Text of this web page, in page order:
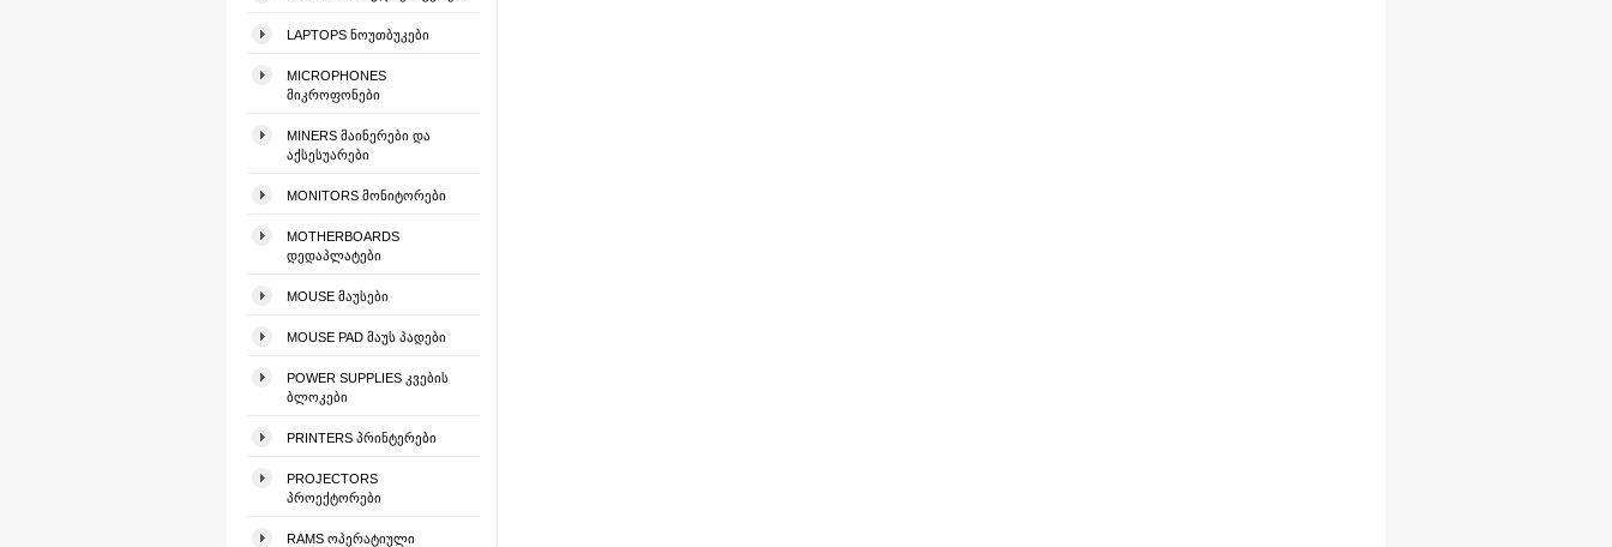
LAPTOPS ᲜᲝᲣᲗᲑᲣᲙᲔᲑᲘ
MICROPHONES
ᲛᲘᲙᲠᲝᲤᲝᲜᲔᲑᲘ
MINERS ᲛᲐᲘᲜᲔᲠᲔᲑᲘ ᲓᲐ
ᲐᲥᲡᲔᲡᲣᲐᲠᲔᲑᲘ
MONITORS ᲛᲝᲜᲘᲢᲝᲠᲔᲑᲘ
MOTHERBOARDS
ᲓᲔᲓᲐᲞᲚᲐᲢᲔᲑᲘ
MOUSE ᲛᲐᲣᲡᲔᲑᲘ
MOUSE PAD ᲛᲐᲣᲡ ᲞᲐᲓᲔᲑᲘ
POWER SUPPLIES ᲙᲕᲔᲑᲘᲡ
ᲑᲚᲝᲙᲔᲑᲘ
PRINTERS ᲞᲠᲘᲜᲢᲔᲠᲔᲑᲘ
PROJECTORS
ᲞᲠᲝᲔᲥᲢᲝᲠᲔᲑᲘ
RAMS ᲝᲞᲔᲠᲐᲢᲘᲣᲚᲘ